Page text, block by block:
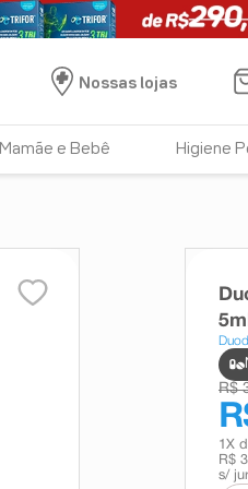
Nossas lojas
Mamãe e Bebê Higiene
5ml
R$
1 X
R$
s/